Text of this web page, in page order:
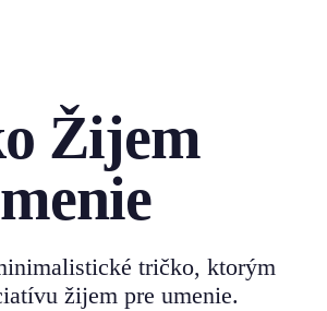
Žijem
tričko, ktorým
žijem pre umenie.